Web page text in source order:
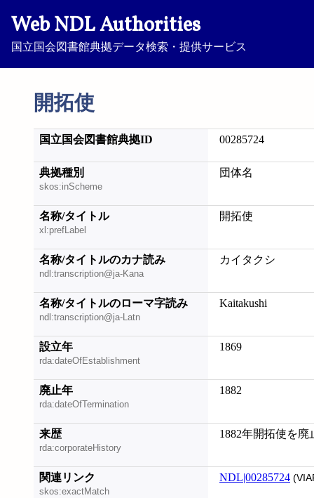
Web NDL Authorities
国立国会図書館典拠データ検索・提供サービス
開拓使
国立国会図書館典拠ID 00285724
典拠種別
skos:inScheme
団体名
名称/タイトル
xl:prefLabel
開拓使
名称/タイトルのカナ読み
ndl:transcription@ja-Kana
カイタクシ
名称/タイトルのローマ字読み
ndl:transcription@ja-Latn
Kaitakushi
設立年
rda:dateOfEstablishment
1869
廃止年
rda:dateOfTermination
1882
来歴
rda:corporateHistory
1882年開拓使を
関連リンク
skos:exactMatch
NDL|00285724